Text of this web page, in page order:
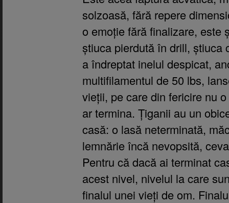
solzoasă, fără repere
o emoție fără finalizare, este
știuca pierdută în drill, știuca
a îndreptat inelul despicat,
multifilamentul de 50 lbs,
vieții, pe care din fericire nu
ar termina. Țiganii au un
casă: o lasă neterminată,
lemnărie încă nevopsită,
Pentru că dacă ai terminat
acest nivel, nivelul la care
finalul unei vieți de om.